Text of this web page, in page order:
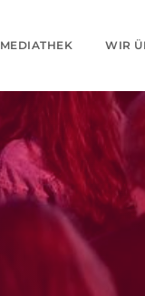
MEDIATHEK WIR